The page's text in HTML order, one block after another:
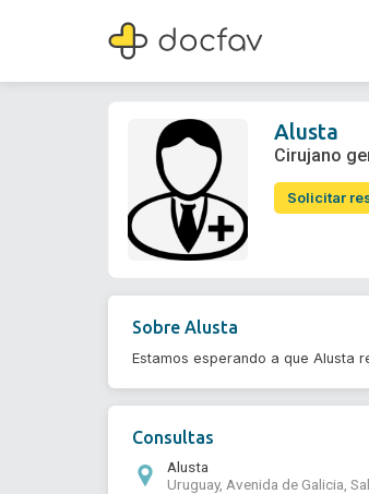
Alusta
Cirujano general
Alusta
Cirujano
Solicitar
SobreAlusta
Estamos esperando a que Alusta
Consultas
Alusta
Uruguay, Avenida de Galicia,